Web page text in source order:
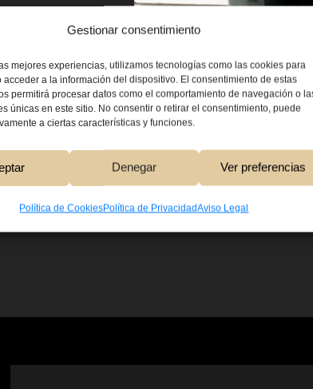
Gestionar consentimiento
mejores experiencias, utilizamos tecnologías como las cookies para
acceder a la información del dispositivo. El consentimiento de estas
permitirá procesar datos como el comportamiento de navegación o
únicas en este sitio. No consentir o retirar el consentimiento, puede
a ciertas características y funciones.
Denegar Ver preferencias
Política de CookiesPolítica de PrivacidadAviso Legal
las
20,00€